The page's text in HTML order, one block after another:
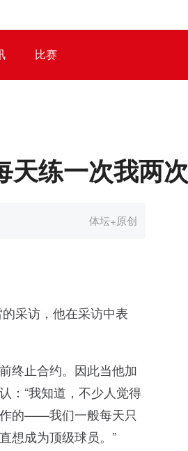
比赛
天练一次我两次
体坛+原创
采访，他在采访中表
终止合约。因此当他加
：“我知道，不少人觉得
的——我们一般每天只
想成为顶级球员。”